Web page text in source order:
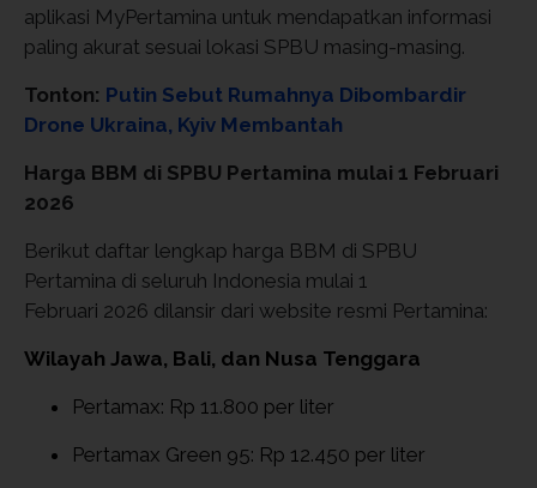
aplikasi MyPertamina untuk mendapatkan informasi
paling akurat sesuai lokasi SPBU masing-masing.
Tonton: Putin Sebut Rumahnya Dibombardir
Drone Ukraina, Kyiv Membantah
Harga BBM di SPBU Pertamina mulai 1 Februari
2026
Berikut daftar lengkap harga BBM di SPBU
Pertamina di seluruh Indonesia mulai 1
Februari 2026 dilansir dari website resmi Pertamina:
Wilayah Jawa, Bali, dan Nusa Tenggara
Pertamax: Rp 11.800 per liter
Pertamax Green 95: Rp 12.450 per liter